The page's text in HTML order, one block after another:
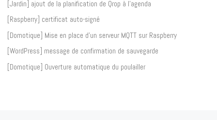
[Jardin] ajout de la planification de Qrop à l’agenda
[Raspberry] certificat auto-signé
[Domotique] Mise en place d’un serveur MQTT sur Raspberry
[WordPress] message de confirmation de sauvegarde
[Domotique] Ouverture automatique du poulailler